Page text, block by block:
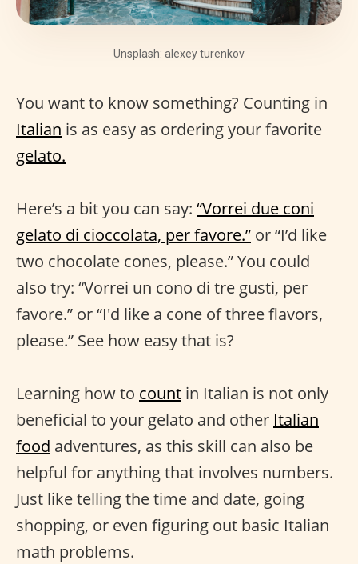
Unsplash: alexey turenkov
You want to know something? Counting in
Italian is as easy as ordering your favorite
gelato.
Here’s a bit you can say: “Vorrei due coni
gelato di cioccolata, per favore.” or “I’d like
two chocolate cones, please.” You could
also try: “Vorrei un cono di tre gusti, per
favore.” or “I'd like a cone of three flavors,
please.” See how easy that is?
Learning how to count in Italian is not only
beneficial to your gelato and other Italian
food adventures, as this skill can also be
helpful for anything that involves numbers.
Just like telling the time and date, going
shopping, or even figuring out basic Italian
math problems.